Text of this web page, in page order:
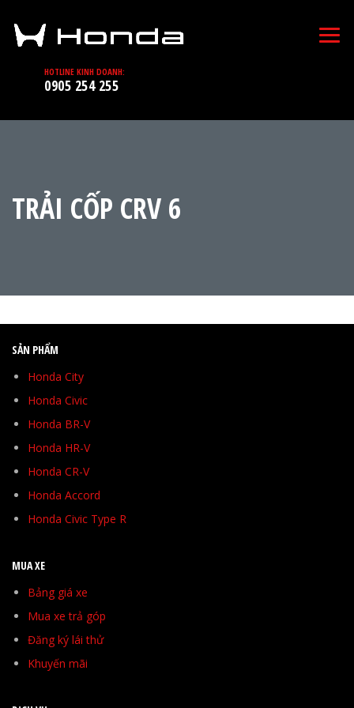
HOTLINE KINH DOANH:
0905 254 255
TRẢI CỐP CRV 6
SẢN PHẨM
Honda City
Honda Civic
Honda BR-V
Honda HR-V
Honda CR-V
Honda Accord
Honda Civic Type R
MUA XE
Bảng giá xe
Mua xe trả góp
Đăng ký lái thử
Khuyến mãi